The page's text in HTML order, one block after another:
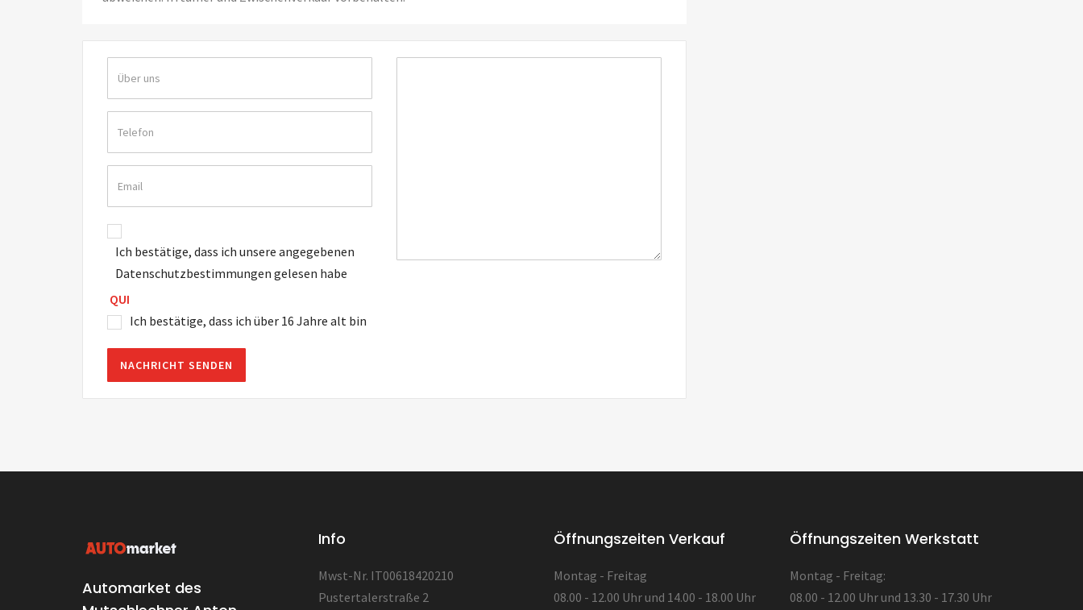
Ich bestätige, dass ich unsere angegebenen
Datenschutzbestimmungen gelesen habe
QUI
Ich bestätige, dass ich über 16 Jahre alt bin
Automarket des
Info
Mwst-Nr. IT00618420210
Pustertalerstraße 2
Öffnungszeiten Verkauf
Montag - Freitag
08.00 - 12.00 Uhr und 14.00 - 18.00 Uhr
Öffnungszeiten Werkstatt
Montag - Freitag:
08.00 - 12.00 Uhr und 13.30 - 17.30 Uhr